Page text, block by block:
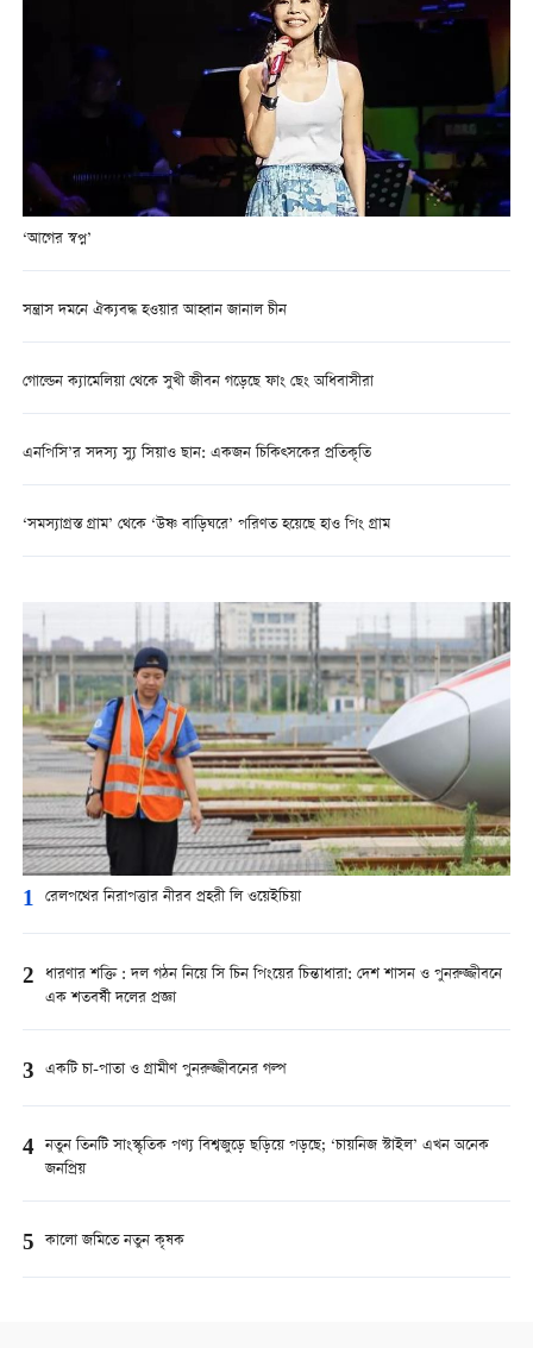
‘আগের স্বপ্ন’
সন্ত্রাস দমনে ঐক্যবদ্ধ হওয়ার আহ্বান জানাল চীন
গোল্ডেন ক্যামেলিয়া থেকে সুখী জীবন গড়েছে ফাং ছেং অধিবাসীরা
এনপিসি’র সদস্য স্যু সিয়াও ছান: একজন চিকিত্সকের প্রতিকৃতি
‘সমস্যাগ্রস্ত গ্রাম’ থেকে ‘উষ্ণ বাড়িঘরে’ পরিণত হয়েছে হাও পিং গ্রাম
1 রেলপথের নিরাপত্তার নীরব প্রহরী লি ওয়েইচিয়া
2 ধারণার শক্তি : দল গঠন নিয়ে সি চিন পিংয়ের চিন্তাধারা: দেশ শাসন ও পুনরুজ্জীবনে
এক শতবর্ষী দলের প্রজ্ঞা
3 একটি চা-পাতা ও গ্রামীণ পুনরুজ্জীবনের গল্প
4 নতুন তিনটি সাংস্কৃতিক পণ্য বিশ্বজুড়ে ছড়িয়ে পড়ছে; ‘চায়নিজ স্টাইল’ এখন অনেক
জনপ্রিয়
5 কালো জমিতে নতুন কৃষক